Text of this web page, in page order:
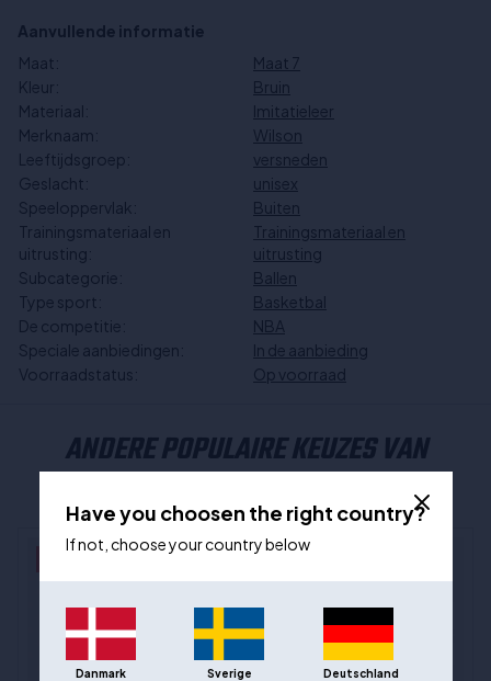
Aanvullende informatie
Maat:
Maat 7
Kleur:
Bruin
Materiaal:
Imitatieleer
Merknaam:
Wilson
Leeftijdsgroep:
versneden
Geslacht:
unisex
Speeloppervlak:
Buiten
Trainingsmateriaal en
uitrusting:
Trainingsmateriaal en
uitrusting
Subcategorie:
Ballen
Type sport:
Basketbal
De competitie:
NBA
Speciale aanbiedingen:
In de aanbieding
Voorraadstatus:
Op voorraad
ANDERE POPULAIRE KEUZES VAN
Have you choosen the right country?
If not, choose your country below
Danmark Sverige Deutschland